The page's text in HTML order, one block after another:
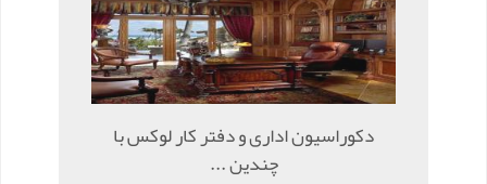
دکوراسیون اداری و دفتر کار لوکس با
چندین ...